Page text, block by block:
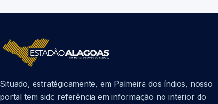
Situado, estratégicamente, em Palmeira dos índios, nosso
portal tem sido referência em informação no interior do